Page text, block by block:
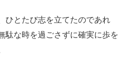
ひとたび志を立てたのであれ
駄な時を過ごさずに確実に歩を